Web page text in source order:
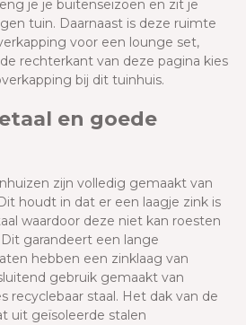
je je buitenseizoen en zit je
tuin. Daarnaast is deze ruimte
voor een lounge set,
rechterkant van deze pagina kies
bij dit tuinhuis.
en goede
zijn volledig gemaakt van
houdt in dat er een laagje zink is
waardoor deze niet kan roesten
garandeert een lange
hebben een zinklaag van
gebruik gemaakt van
recyclebaar staal. Het dak van de
uit geïsoleerde stalen